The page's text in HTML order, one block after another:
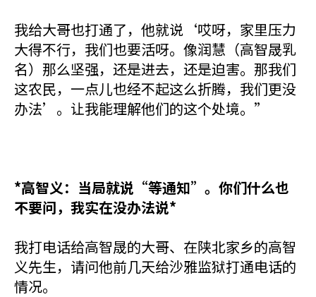
我给大哥也打通了，他就说‘哎呀，家里压力
大得不行，我们也要活呀。像润慧（高智晟乳
名）那么坚强，还是进去，还是迫害。那我们
这农民，一点儿也经不起这么折腾，我们更没
办法’。让我能理解他们的这个处境。”
*高智义：当局就说“等通知”。你们什么也
不要问，我实在没办法说*
我打电话给高智晟的大哥、在陕北家乡的高智
义先生，请问他前几天给沙雅监狱打通电话的
情况。